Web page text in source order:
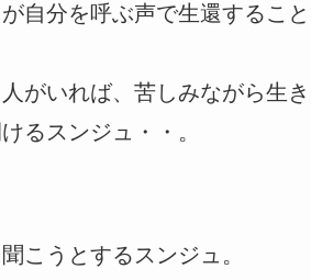
自分を呼ぶ声で生還すること
がいれば、苦しみながら生き
るスンジュ・・。
こうとするスンジュ。